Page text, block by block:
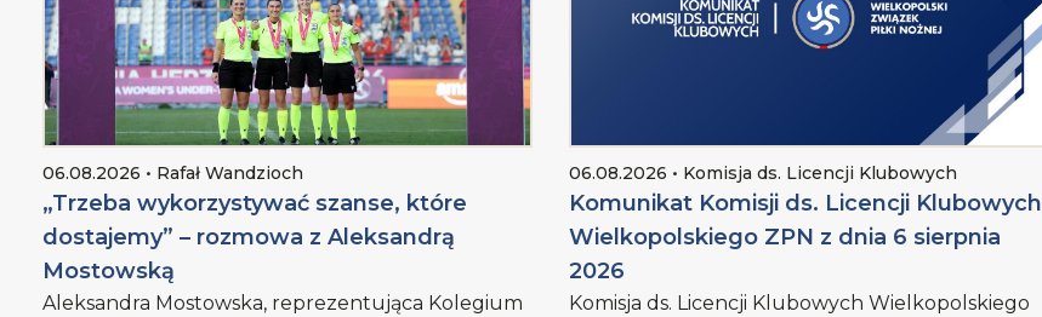
06.08.2026 • Rafał Wandzioch
„Trzeba wykorzystywać szanse, które
dostajemy” – rozmowa z Aleksandrą
Mostowską
Aleksandra Mostowska, reprezentująca Kolegium
06.08.2026 • Komisja ds. Licencji Klubowych
Komunikat Komisji ds. Licencji Klubowych
Wielkopolskiego ZPN z dnia 6 sierpnia
2026
Komisja ds. Licencji Klubowych Wielkopolskiego